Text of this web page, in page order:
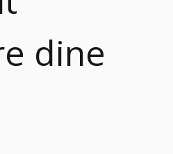
dine